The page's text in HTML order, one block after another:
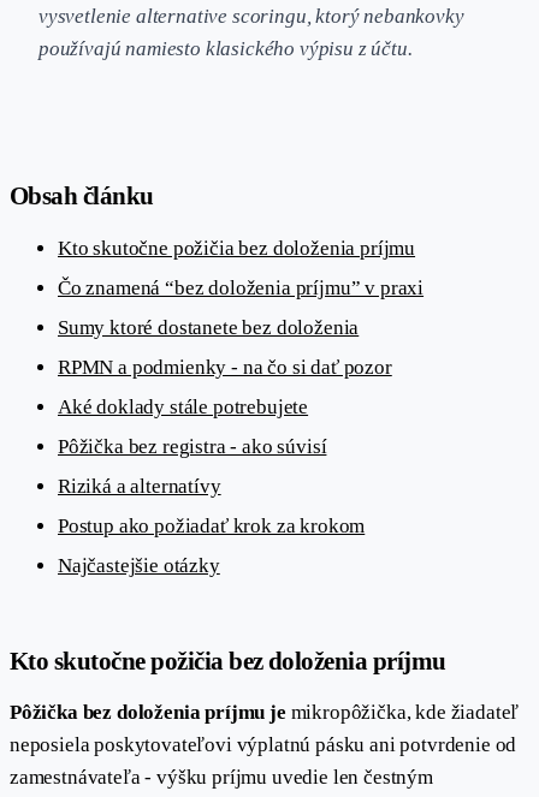
vysvetlenie alternative scoringu, ktorý nebankovky
používajú namiesto klasického výpisu z účtu.
Obsah článku
Kto skutočne požičia bez doloženia príjmu
Čo znamená “bez doloženia príjmu” v praxi
Sumy ktoré dostanete bez doloženia
RPMN a podmienky - na čo si dať pozor
Aké doklady stále potrebujete
Pôžička bez registra - ako súvisí
Riziká a alternatívy
Postup ako požiadať krok za krokom
Najčastejšie otázky
Kto skutočne požičia bez doloženia príjmu
Pôžička bez doloženia príjmu je mikropôžička, kde žiadateľ
neposiela poskytovateľovi výplatnú pásku ani potvrdenie od
zamestnávateľa - výšku príjmu uvedie len čestným